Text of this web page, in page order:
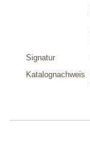
Signatur
Katalognachweis